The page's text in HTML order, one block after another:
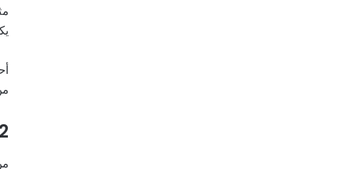
2. عدم توازن الجهد في العلاقة